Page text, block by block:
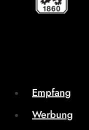
Empfang
Werbung